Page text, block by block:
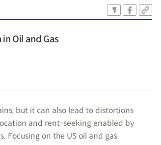
Oil and Gas
but it can also lead to distortions
and rent-seeking enabled by
Focusing on the US oil and gas